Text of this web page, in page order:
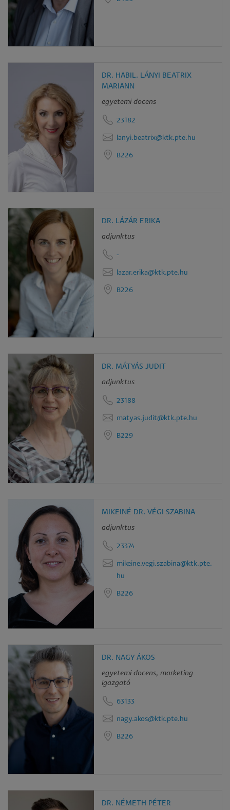
DR. HABIL. LÁNYI BEATRIX
MARIANN
egyetemi docens
23182
lanyi.beatrix@ktk.pte.hu
B226
DR. LÁZÁR ERIKA
adjunktus
-
lazar.erika@ktk.pte.hu
B226
DR. MÁTYÁS JUDIT
adjunktus
23188
matyas.judit@ktk.pte.hu
B229
MIKEINÉ DR. VÉGI SZABINA
adjunktus
23374
mikeine.vegi.szabina@ktk.pte.
hu
B226
DR. NAGY ÁKOS
egyetemi docens, marketing
igazgató
63133
nagy.akos@ktk.pte.hu
B226
DR. NÉMETH PÉTER